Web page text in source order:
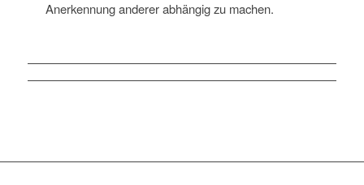
Anerkennung anderer abhängig zu machen.